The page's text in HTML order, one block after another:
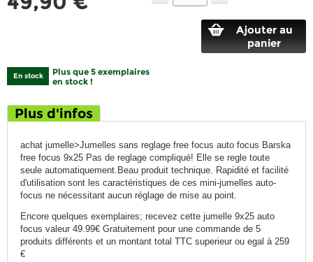
Ajouter au
panier
En stock
Plus que 5 exemplaires
en stock !
Plus d'infos
achat jumelle>Jumelles sans reglage free focus auto focus Barska
free focus 9x25 Pas de reglage compliqué! Elle se regle toute
seule automatiquement.Beau produit technique. Rapidité et facilité
d'utilisation sont les caractéristiques de ces mini-jumelles auto-
focus ne nécessitant aucun réglage de mise au point.
Encore quelques exemplaires; recevez cette jumelle 9x25 auto
focus valeur 49.99€ Gratuitement pour une commande de 5
produits différents et un montant total TTC superieur ou egal à 259
€